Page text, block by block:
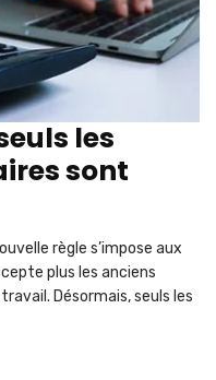
les
sont
règle s’impose aux
plus les anciens
Désormais, seuls les